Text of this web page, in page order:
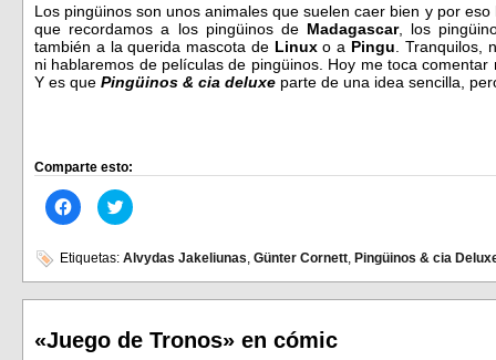
Los pingüinos son unos animales que suelen caer bien y por
que recordamos a los pingüinos de Madagascar, los
también a la querida mascota de Linuxo a Pingu . Tranquilos,
ni hablaremos de películas de pingüinos. Hoy me toca
Y es que Pingüinos & cia deluxe parte de una idea sencilla,
Comparte esto:
Haz
clic
en
Facebook
(Se
abre
ventana
nueva)
Haz
clic
en
Twitter
(Se
abre
ventana
nueva)
Etiquetas: Alvydas Jakeliunas, Günter Cornett, Pingüinos & cia
«Juego de Tronos» en cómic